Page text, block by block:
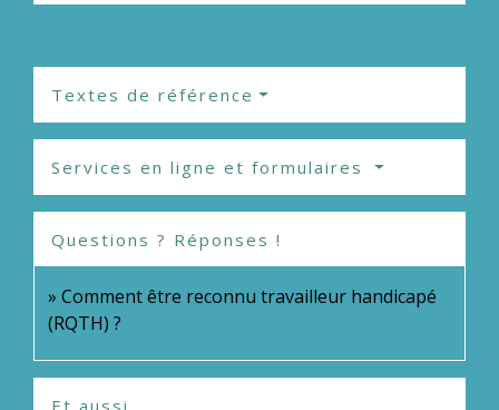
Textes de référence
Services en ligne et formulaires
Questions ? Réponses !
Comment être reconnu travailleur handicapé
(RQTH) ?
Et aussi